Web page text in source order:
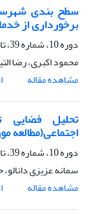
سطح بندی
برخورداری از
دوره 10، شماره 39، تابستان 1399، صفحه
محمود اکبری، رضا
مشاهده مقاله
تحلیل فضایی
اجتماعی(مطالعه موردی:
دوره 10، شماره 39، تابستان 1399، صفحه
سمانه عزیزی
مشاهده مقاله